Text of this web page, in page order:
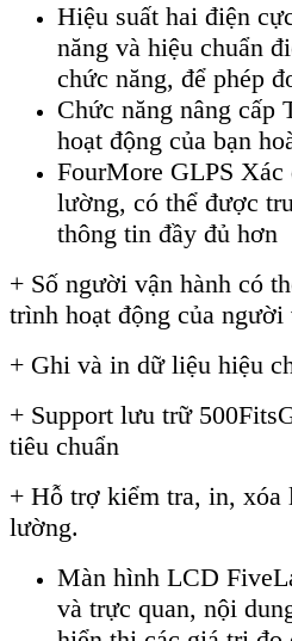
Hiệu suất hai điện
năng và hiệu chuẩn
chức năng, để phép
Chức năng nâng cấp
hoạt động của bạn ho
FourMore GLPS Xác
lường, có thể được
thông tin đầy đủ hơn
+ Số người vận hành có th
trình hoạt động của người
+ Ghi và in dữ liệu hiệu
+ Support lưu trữ
tiêu chuẩn
+ Hỗ trợ kiểm tra, in, xóa
lường.
Màn hình LCD
và trực quan, nội